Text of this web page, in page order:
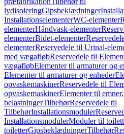
lydisoleringGipsbeklædninger
InstallationselementerWC-elementer
elementerHåndvask-elementer
elementerBidet-elementer
elementerReservedele til Urinal-
med vægafløbReservedele til
vægafløbElementer til armaturer og
Elementer til armaturer og enheder
opvaskemaskinerReservedele til
opvaskemaskinerElementer til
belastningerTilbehørReservedele til
TilbehørInstallationsmoduler
InstallationsmodulerModuler til
toiletterGipsbeklædningerTilbehør